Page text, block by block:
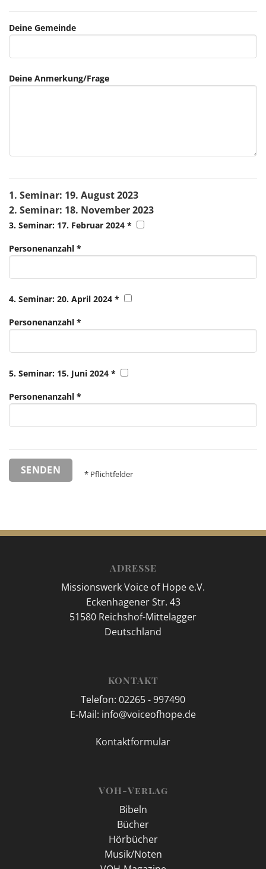
Deine Gemeinde
Deine Anmerkung/Frage
1. Seminar: 19. August 2023
2. Seminar: 18. November 2023
3. Seminar: 17. Februar 2024 *
Personenanzahl *
4. Seminar: 20. April 2024 *
Personenanzahl *
5. Seminar: 15. Juni 2024 *
Personenanzahl *
* Pflichtfelder
ADRESSE
Missionswerk Voice of Hope e.V.
Eckenhagener Str. 43
51580 Reichshof-Mittelagger
Deutschland
KONTAKT
Telefon: 02265 - 997490
E-Mail: info@voiceofhope.de
Kontaktformular
VOH-Verlag
Bibeln
Bücher
Hörbücher
Musik/Noten